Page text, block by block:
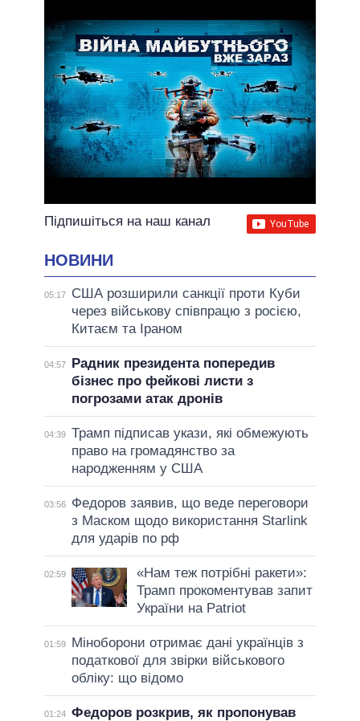
ВСІ ОБІЦЯНКИ
АРХІВНІ ОБІЦЯНКИ
Підпишіться на наш канал
НОВИНИ
05:17
США розширили санкції проти Куби
через військову співпрацю з росією,
Китаєм та Іраном
04:57
Радник президента попередив
бізнес про фейкові листи з
погрозами атак дронів
04:39 Трамп підписав укази, які обмежують
право на громадянство за
народженням у США
03:56
Федоров заявив, що веде переговори
з Маском щодо використання Starlink
для ударів по рф
02:59
«Нам теж потрібні ракети»:
Трамп прокоментував запит
України на Patriot
01:59
Міноборони отримає дані українців з
податкової для звірки військового
обліку: що відомо
01:24 Федоров розкрив, як пропонував